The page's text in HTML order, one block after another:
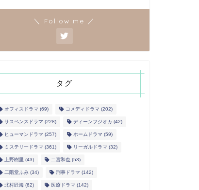
＼ Follow me ／
タグ
オフィスドラマ (69) コメディドラマ (202)
サスペンスドラマ (228) ディーンフジオカ (42)
ヒューマンドラマ (257) ホームドラマ (59)
ミステリードラマ (361) リーガルドラマ (32)
上野樹里 (43) 二宮和也 (53)
二階堂ふみ(34) 刑事ドラマ (142)
北村匠海(62) 医療ドラマ (142)